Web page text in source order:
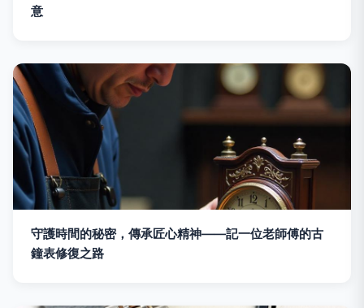
意
守護時間的秘密，傳承匠心精神——記一位老師傅的古
鐘表修復之路